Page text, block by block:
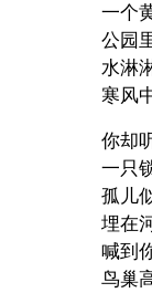
一个
公园
水淋
寒风
你却
一只
孤儿
埋在
喊到
鸟巢